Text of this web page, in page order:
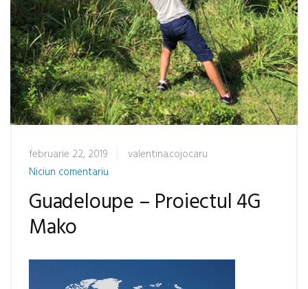
februarie 22, 2019
valentina.cojocaru
Niciun comentariu
Guadeloupe – Proiectul 4G
Mako